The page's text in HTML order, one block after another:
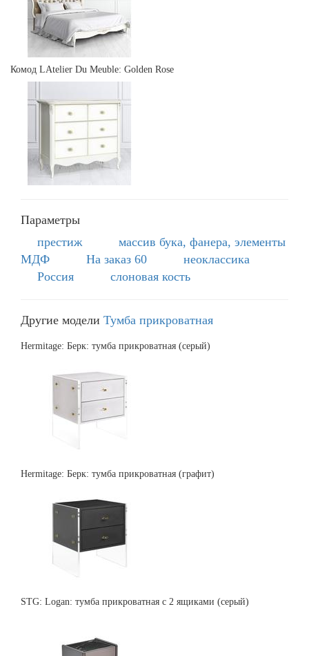
Комод LAtelier Du Meuble: Golden Rose
Параметры
престиж
массив бука, фанера, элементы
МДФ
На заказ 60
неоклассика
Россия
слоновая кость
Другие модели Тумба прикроватная
Hermitage: Берк: тумба прикроватная (серый)
Hermitage: Берк: тумба прикроватная (графит)
STG: Logan: тумба прикроватная с 2 ящиками (серый)